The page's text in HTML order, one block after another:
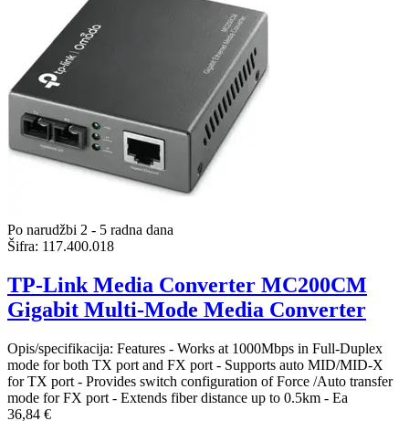
Po narudžbi 2 - 5 radna dana
Šifra: 117.400.018
TP-Link Media Converter MC200CM
Gigabit Multi-Mode Media Converter
Opis/specifikacija: Features - Works at 1000Mbps in Full-Duplex
mode for both TX port and FX port - Supports auto MID/MID-X
for TX port - Provides switch configuration of Force /Auto transfer
mode for FX port - Extends fiber distance up to 0.5km - Ea
36,84 €